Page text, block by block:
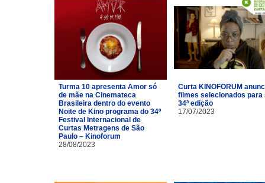
Turma 10 apresenta Amor só
de mãe na Cinemateca
Brasileira dentro do evento
Noite de Kino programa do 34º
Festival Internacional de
Curtas Metragens de São
Paulo – Kinoforum
28/08/2023
Curta KINOFORUM
filmes selecionados para
34ª edição
17/07/2023